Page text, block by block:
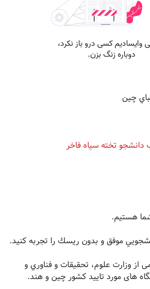
چين
تخته سياه فاخر
هستیم.
موفق و بدون ريسك را تجربه کنید.
از وزارت علوم، تحقيقات و فناوري و
های مورد تایید کشور چین و هند.